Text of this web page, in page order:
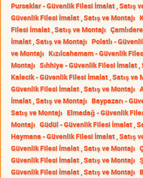
Pursaklar - Güvenlik Filesi İmalat , Satış
Güvenlik Filesi İmalat , Satış ve Montajı
Filesi İmalat , Satış ve Montajı
İmalat , Satış ve Montajı Polatlı -
ve Montajı Kızılcahamam - Güvenlik
Montajı Sıhhiye - Güvenlik Filesi İmalat ,
Kalecik - Güvenlik Filesi İmalat , Satış ve
Güvenlik Filesi İmalat , Satış ve Montajı
İmalat , Satış ve Montajı Baypazarı -
Satış ve Montajı Elmadağ - Güvenlik
Montajı Güdül - Güvenlik Filesi İmalat ,
Haymana - Güvenlik Filesi İmalat , Satış
Güvenlik Filesi İmalat , Satış ve Montajı
Güvenlik Filesi İmalat , Satış ve Montajı
Güvenlik Filesi İmalat , Satış ve Montajı